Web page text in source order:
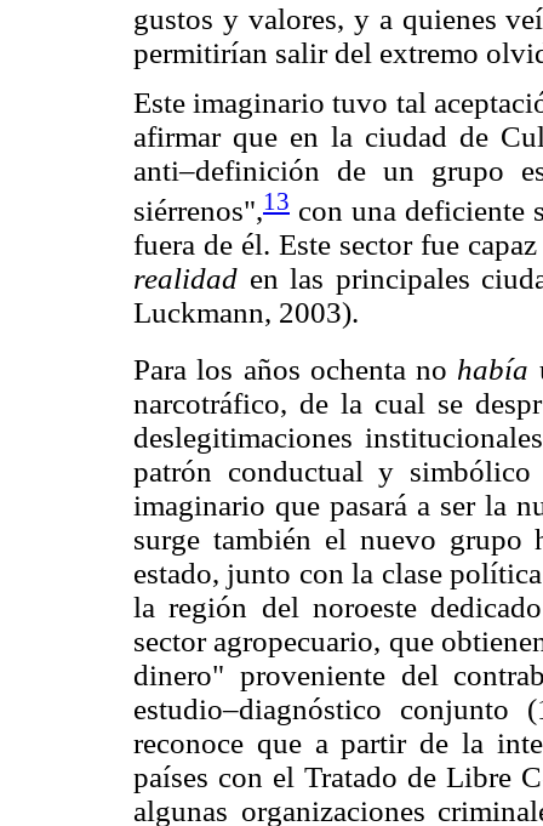
gustos y valores, y a quienes
permitirían salir del extremo
Este imaginario tuvo tal
afirmar que en la ciudad de
anti–definición de un grupo
siérrenos",13 con una deficiente
fuera de él. Este sector fue
realidad en las principales
Luckmann, 2003).
Para los años ochenta no había
narcotráfico, de la cual se
deslegitimaciones
patrón conductual y
imaginario que pasará a ser la
surge también el nuevo grupo
estado, junto con la clase
la región del noroeste
sector agropecuario, que
dinero" proveniente del
estudio–diagnóstico
reconoce que a partir de la
países con el Tratado de Libre
algunas organizaciones